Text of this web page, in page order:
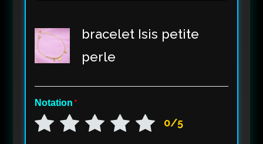
bracelet Isis petite
perle
Notation *
0/5